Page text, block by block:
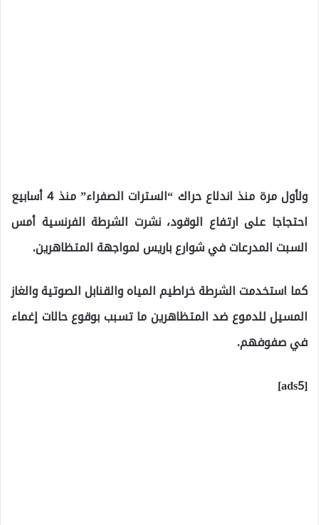
ولأول مرة منذ اندلاع حراك “السترات الصفراء” منذ 4 أسابيع
احتجاجا على ارتفاع الوقود، نشرت الشرطة الفرنسية أمس
السبت المدرعات في شوارع باريس لمواجهة المتظاهرين.
كما استخدمت الشرطة خراطيم المياه والقنابل الصوتية والغاز
المسيل للدموع ضد المتظاهرين ما تسبب بوقوع حالات إغماء
في صفوفهم.
[ads5]